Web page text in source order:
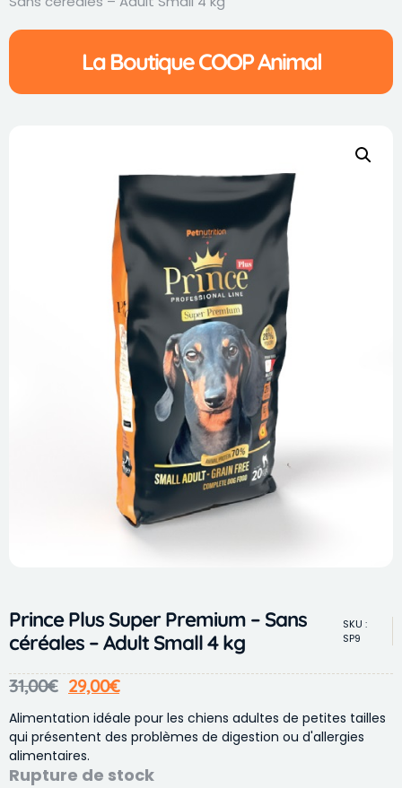
La Boutique COOP Animal
Prince Plus Super Premium – Sans
céréales – Adult Small 4 kg
SKU :
SP9
31,00€ 29,00€
Alimentation idéale pour les chiens adultes de petites tailles
qui présentent des problèmes de digestion ou d'allergies
alimentaires.
Rupture de stock